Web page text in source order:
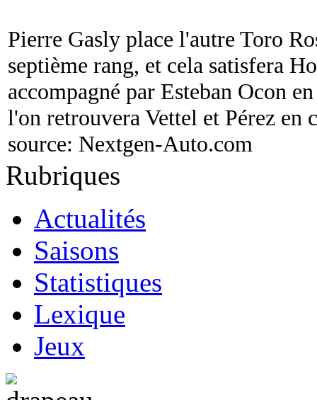
Pierre Gasly place l'autre Toro
septième rang, et cela satisfera
accompagné par Esteban Ocon
l'on retrouvera Vettel et Pérez en
source: Nextgen-Auto.com
Rubriques
Actualités
Saisons
Statistiques
Lexique
Jeux